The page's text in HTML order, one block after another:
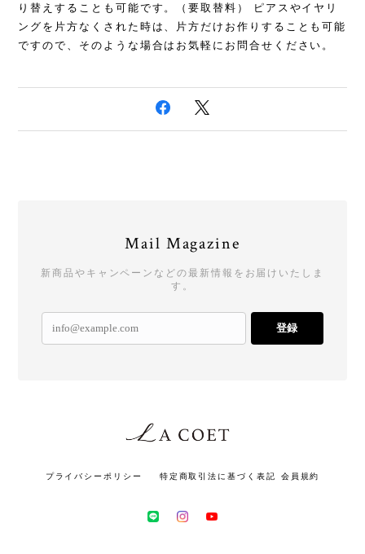
り替えすることも可能です。（要取替料） ピアスやイヤリ
ングを片方なくされた時は、片方だけお作りすることも可能
ですので、そのような場合はお気軽にお問合せください。
Mail Magazine
新商品やキャンペーンなどの最新情報をお届けいたしま
す。
登録
プライバシーポリシー 特定商取引法に基づく表記 会員規約